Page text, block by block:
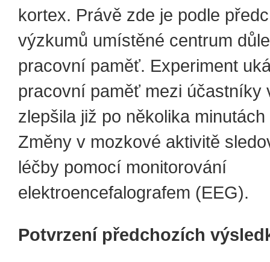
kortex. Právě zde je podle
výzkumů umístěné centrum
pracovní paměť. Experiment
pracovní paměť mezi účastníky
zlepšila již po několika minutách
Změny v mozkové aktivitě
léčby pomocí monitorování
elektroencefalografem (EEG).
Potvrzení předchozích